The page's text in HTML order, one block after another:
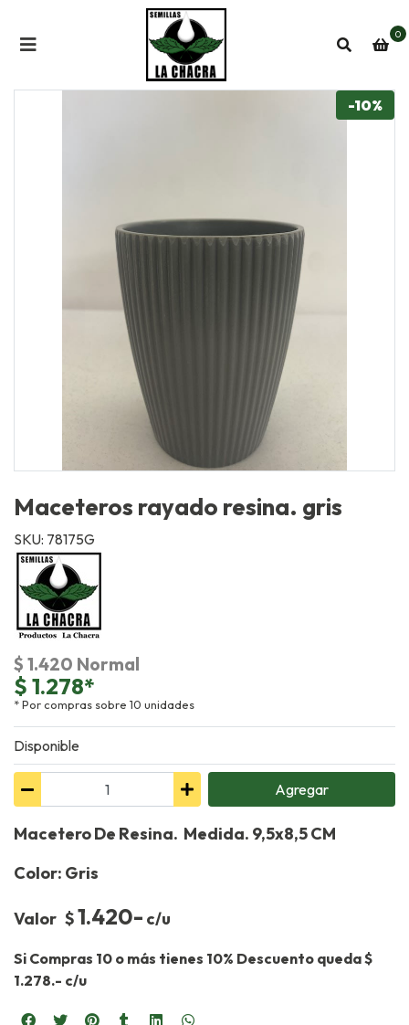
0
-10%
Maceteros rayado resina. gris
SKU: 78175G
$ 1.420 Normal
$ 1.278*
* Por compras sobre 10 unidades
Disponible
Agregar
Macetero De Resina. Medida. 9,5x8,5 CM
Color: Gris
Valor $1.420- c/u
Si Compras 10 o más tienes 10% Descuento queda $
1.278.- c/u